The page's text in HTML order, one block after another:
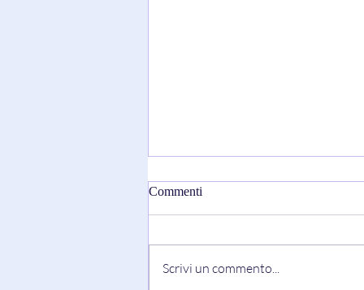
Commenti
Scrivi un commento...